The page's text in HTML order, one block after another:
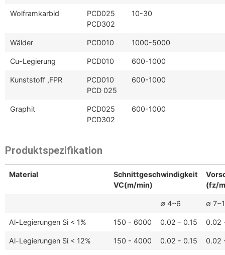
Wolframkarbid
PCD025
PCD302
10-30
Wälder PCD010 1000-5000
Cu-Legierung PCD010 600-1000
Kunststoff ,FPR
PCD010
PCD 025
600-1000
Graphit
PCD025
PCD302
600-1000
Produktspezifikation
Material
Schnittgeschwindigkeit
VC(m/min)
(fz/
∅ 4~6 ∅
Al-Legierungen Si < 1% 150 - 6000 0.02 - 0.15 0.02
Al-Legierungen Si < 12% 150 - 4000 0.02 - 0.15 0.02